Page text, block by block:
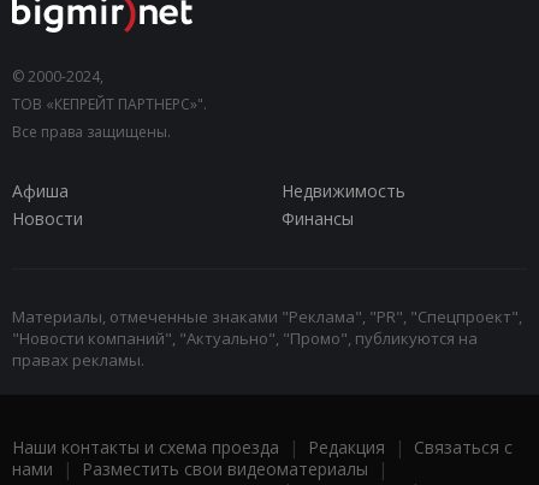
© 2000-2024,
ТОВ «КЕПРЕЙТ ПАРТНЕРС»".
Все права защищены.
Афиша
Недвижимость
Новости
Финансы
Материалы, отмеченные знаками "Реклама", "PR", "Спецпроект",
"Новости компаний", "Актуально", "Промо", публикуются на
правах рекламы.
Наши контакты и схема проезда | Редакция | Связаться с
нами | Разместить свои видеоматериалы |